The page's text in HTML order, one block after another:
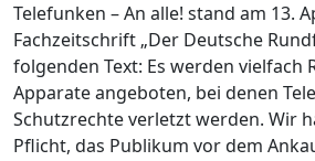
Telefunken – An alle! stand am 13.
Fachzeitschrift „Der Deutsche
folgenden Text: Es werden vielfach
Apparate angeboten, bei denen
Schutzrechte verletzt werden. Wir
Pflicht, das Publikum vor dem